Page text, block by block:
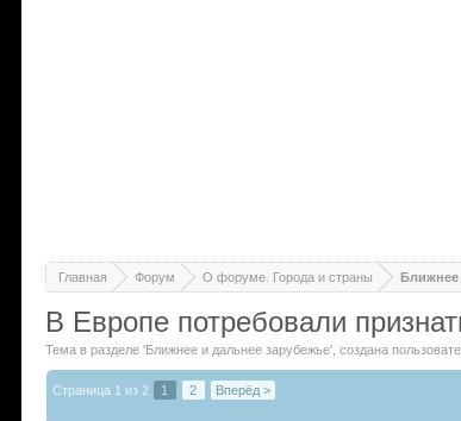
Главная Форум О форуме. Города и страны Ближнее
В Европе потребовали
Тема в разделе 'Ближнее и дальнее зарубежье' , создана
Страница 1 из 2 1 2 Вперёд >